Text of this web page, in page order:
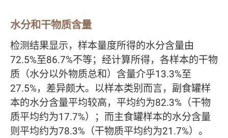
水分和干物质含量
检测结果显示，样本量度所得的水分含量由
72.5%至86.7%不等；经计算所得，各样本的干物
质（水分以外物质总和）含量介乎13.3%至
27.5%，差异颇大。以样本类别而言，副食罐样
本的水分含量平均较高，平均约为82.3%（干物
质平均约为17.7%）；而主食罐样本的水分含量
则平均约为78.3%（干物质平均约为21.7%）。